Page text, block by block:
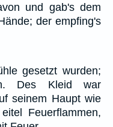
und gab's dem
der empfing's
gesetzt wurden;
Des Kleid war
seinem Haupt wie
Feuerflammen,